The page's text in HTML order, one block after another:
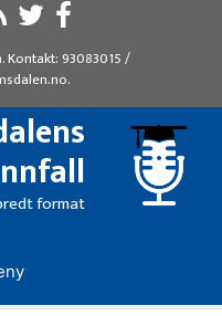
. Kontakt: 93083015/
.
format